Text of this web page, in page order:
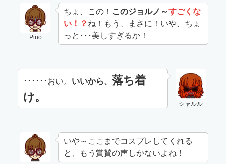
Pino
ちょ、この！ このジョルノ～すごくな
い！？ ね！もう、まさに！いや、ちょ
っと･･･美しすぎるか！
シャルル
･･････おい。 いいから、 落ち着
け。
いや～ここまでコスプレしてくれる
と、もう賞賛の声しかないよね！